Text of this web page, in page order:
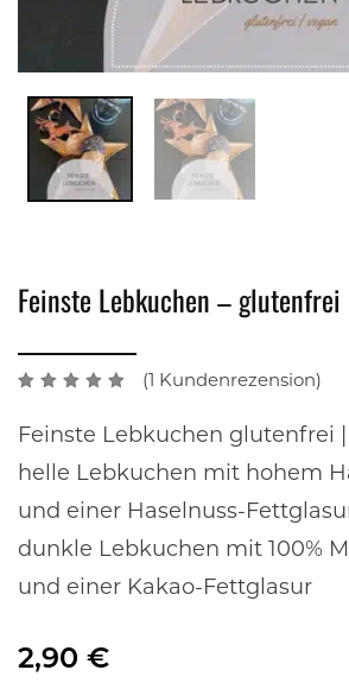
Feinste Lebkuchen – glutenfrei
(1 Kundenrezension)
Feinste Lebkuchen glutenfrei
helle Lebkuchen mit hohem
und einer Haselnuss-
dunkle Lebkuchen mit 100%
und einer Kakao-Fettglasur
2,90 €